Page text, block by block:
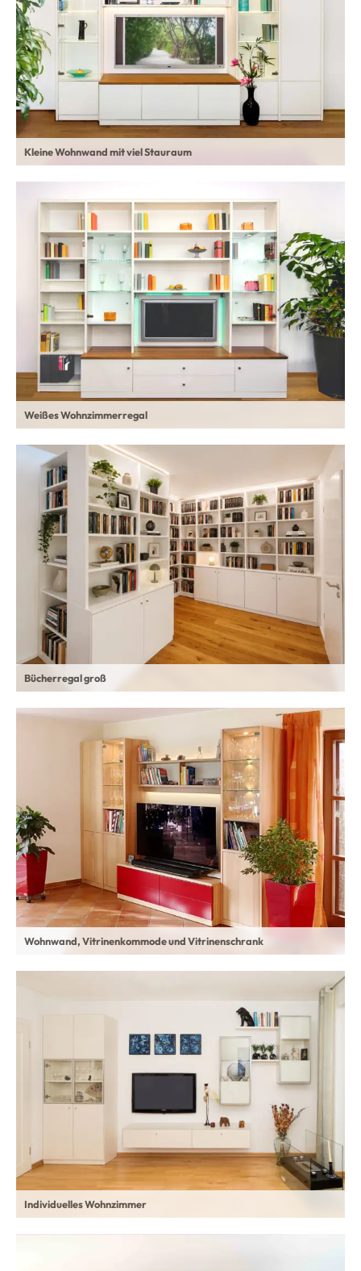
Kleine Wohnwand mit viel Stauraum
Weißes Wohnzimmerregal
Bücherregal groß
Wohnwand, Vitrinenkommode und Vitrinenschrank
Individuelles Wohnzimmer